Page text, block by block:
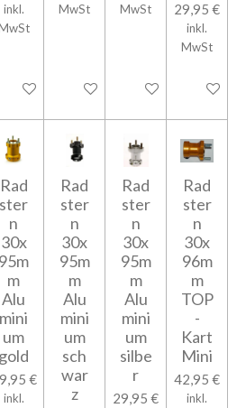
inkl.
In den Warenkorb
MwSt
In den Warenkorb
MwSt
In den Warenkorb
29,95 €
inkl.
MwSt
In den
Rad
ster
n
30x
95m
m
Alu
mini
um
gold
€
inkl.
Rad
ster
n
30x
95m
m
Alu
mini
um
sch
war
z
Rad
ster
n
30x
95m
m
Alu
mini
um
silbe
r
29,95 €
Rad
ster
n
30x
96m
m
TOP
-
Kart
Mini
42,95 €
inkl.